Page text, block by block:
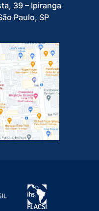
39 – Ipiranga
Paulo, SP